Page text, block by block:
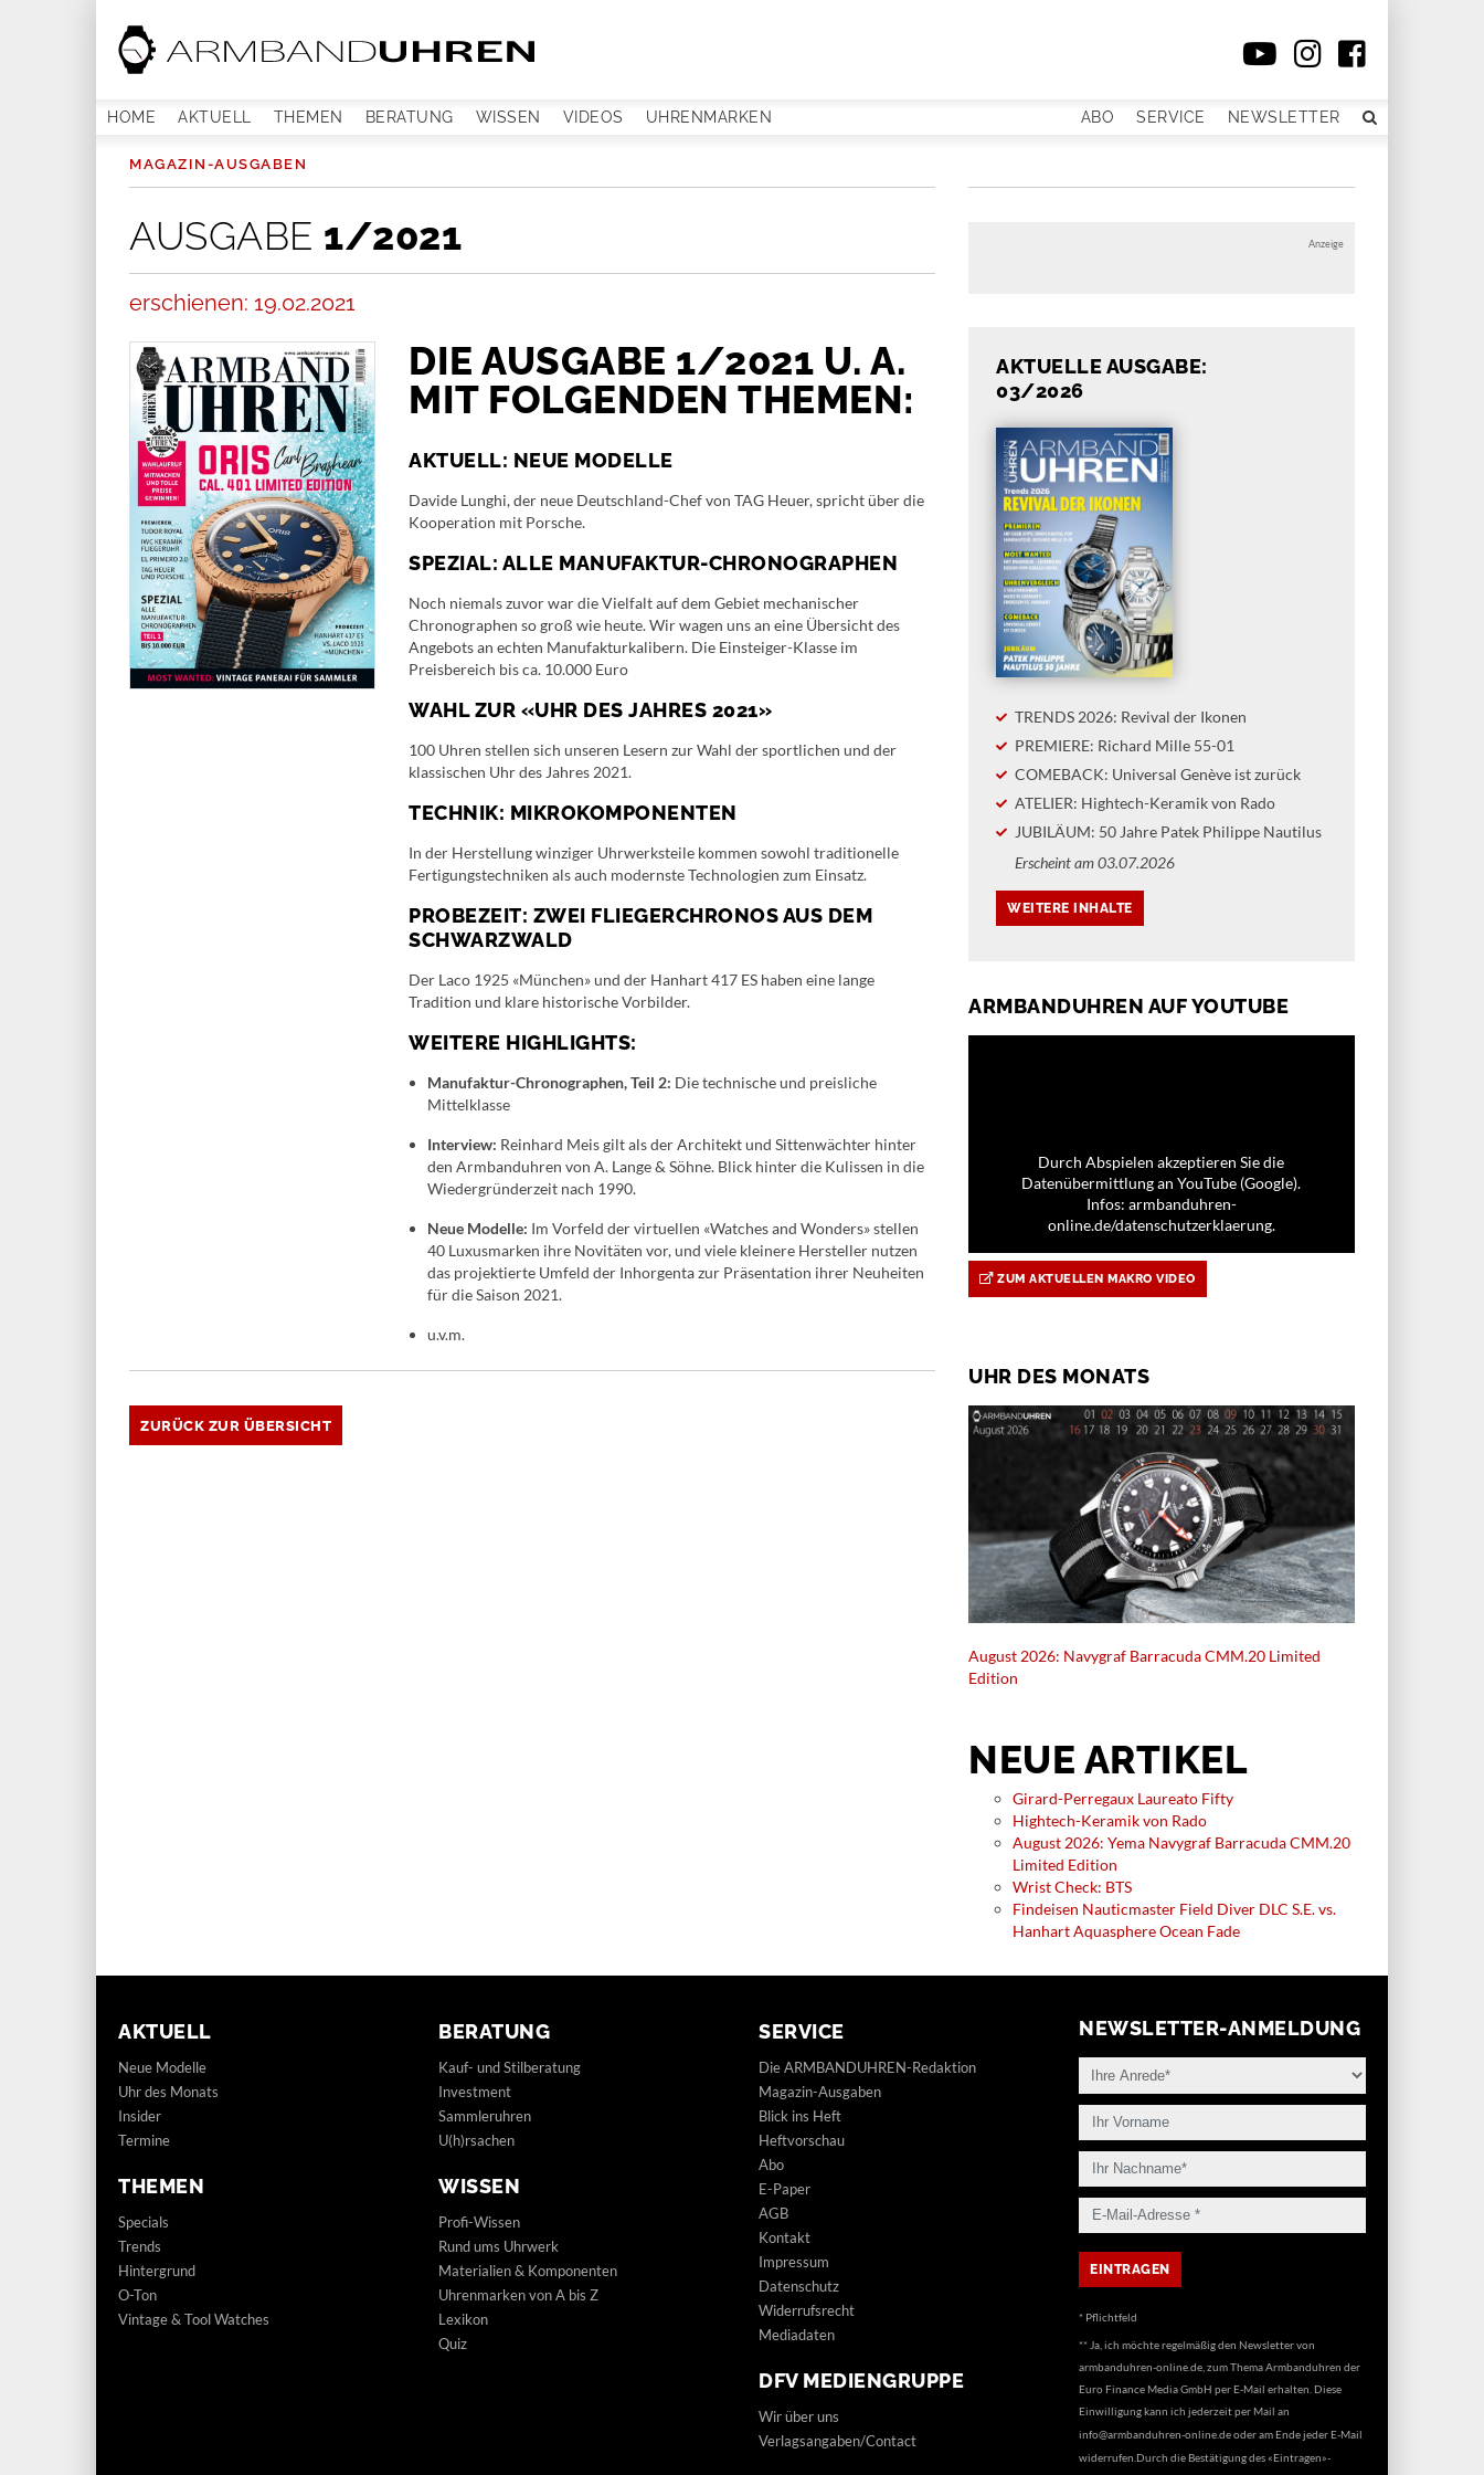
HOME AKTUELL THEMEN BERATUNG WISSEN VIDEOS UHRENMARKEN ABO SERVICE NEWSLETTER
MAGAZIN-AUSGABEN
AUSGABE 1/2021
erschienen: 19.02.2021
DIE AUSGABE 1/2021 U. A.
MIT FOLGENDEN THEMEN:
AKTUELL: NEUE MODELLE
Davide Lunghi, der neue Deutschland-Chef von TAG Heuer, spricht über die
Kooperation mit Porsche.
SPEZIAL: ALLE MANUFAKTUR-CHRONOGRAPHEN
Noch niemals zuvor war die Vielfalt auf dem Gebiet mechanischer
Chronographen so groß wie heute. Wir wagen uns an eine Übersicht des
Angebots an echten Manufakturkalibern. Die Einsteiger-Klasse im
Preisbereich bis ca. 10.000 Euro
WAHL ZUR «UHR DES JAHRES 2021»
100 Uhren stellen sich unseren Lesern zur Wahl der sportlichen und der
klassischen Uhr des Jahres 2021.
TECHNIK: MIKROKOMPONENTEN
In der Herstellung winziger Uhrwerksteile kommen sowohl traditionelle
Fertigungstechniken als auch modernste Technologien zum Einsatz.
PROBEZEIT: ZWEI FLIEGERCHRONOS AUS DEM
SCHWARZWALD
Der Laco 1925 «München» und der Hanhart 417 ES haben eine lange
Tradition und klare historische Vorbilder.
WEITERE HIGHLIGHTS:
Manufaktur-Chronographen, Teil 2: Die technische und preisliche
Mittelklasse
Interview: Reinhard Meis gilt als der Architekt und Sittenwächter hinter
den Armbanduhren von A. Lange & Söhne. Blick hinter die Kulissen in die
Wiedergründerzeit nach 1990.
Neue Modelle: Im Vorfeld der virtuellen «Watches and Wonders» stellen
40 Luxusmarken ihre Novitäten vor, und viele kleinere Hersteller nutzen
das projektierte Umfeld der Inhorgenta zur Präsentation ihrer Neuheiten
für die Saison 2021.
u.v.m.
ZURÜCK ZUR ÜBERSICHT
Anzeige
AKTUELLE AUSGABE:
03/2026
TRENDS 2026: Revival der Ikonen
PREMIERE: Richard Mille 55-01
COMEBACK: Universal Genève ist zurück
ATELIER: Hightech-Keramik von Rado
JUBILÄUM: 50 Jahre Patek Philippe Nautilus
Erscheint am 03.07.2026
ARMBANDUHREN AUF YOUTUBE
Durch Abspielen akzeptieren Sie die
Datenübermittlung an YouTube (Google).
Infos: armbanduhren-
online.de/datenschutzerklaerung.
ZUM AKTUELLEN MAKRO VIDEO
UHR DES MONATS
August 2026: Navygraf Barracuda CMM.20 Limited
Edition
NEUE ARTIKEL
Girard-Perregaux Laureato Fifty
Hightech-Keramik von Rado
August 2026: Yema Navygraf Barracuda CMM.20
Limited Edition
Wrist Check: BTS
Findeisen Nauticmaster Field Diver DLC S.E. vs.
Hanhart Aquasphere Ocean Fade
AKTUELL
Neue Modelle
Uhr des Monats
Insider
Termine
THEMEN
Specials
Trends
Hintergrund
O-Ton
Vintage & Tool Watches
BERATUNG
Kauf- und Stilberatung
Investment
Sammleruhren
U(h)rsachen
WISSEN
Profi-Wissen
Rund ums Uhrwerk
Materialien & Komponenten
Uhrenmarken von A bis Z
Lexikon
Quiz
SERVICE
Die ARMBANDUHREN-Redaktion
Magazin-Ausgaben
Blick ins Heft
Heftvorschau
Abo
E-Paper
AGB
Kontakt
Impressum
Datenschutz
Widerrufsrecht
Mediadaten
DFV MEDIENGRUPPE
Wir über uns
Verlagsangaben/Contact
NEWSLETTER-ANMELDUNG
* Pflichtfeld
** Ja, ich möchte regelmäßig den Newsletter von
armbanduhren-online.de, zum Thema Armbanduhren der
Euro Finance Media GmbH per E-Mail erhalten. Diese
Einwilligung kann ich jederzeit per Mail an
info@armbanduhren-online.deoder am Ende jeder E-Mail
widerrufen.Durch die Bestätigung des «Eintragen»-